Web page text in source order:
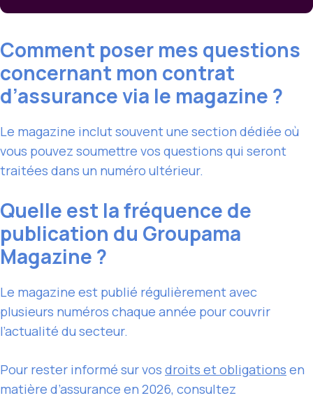
Comment poser mes questions
concernant mon contrat
d’assurance via le magazine ?
Le magazine inclut souvent une section dédiée où
vous pouvez soumettre vos questions qui seront
traitées dans un numéro ultérieur.
Quelle est la fréquence de
publication du Groupama
Magazine ?
Le magazine est publié régulièrement avec
plusieurs numéros chaque année pour couvrir
l’actualité du secteur.
Pour rester informé sur vos droits et obligations en
matière d’assurance en 2026, consultez